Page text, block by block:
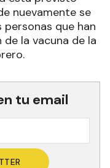
nuevamente se
personas que han
la vacuna de la
tu email